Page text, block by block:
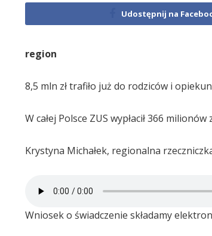
Udostępnij na
region
8,5 mln zł trafiło już do rodziców i
W całej Polsce ZUS wypłacił 366
Krystyna Michałek, regionalna
Wniosek o świadczenie składamy